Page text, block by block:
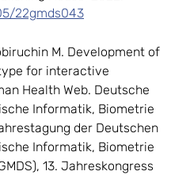
22gmds043
M. Development of
for interactive
Health Web. Deutsche
Informatik, Biometrie
der Deutschen
Informatik, Biometrie
13. Jahreskongress